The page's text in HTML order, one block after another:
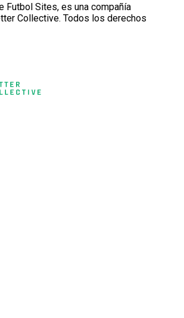
Futbol Sites, es una compañía
Collective. Todos los derechos